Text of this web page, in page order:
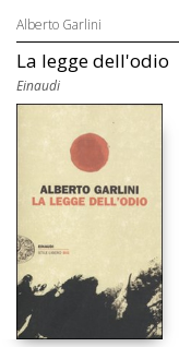
Alberto Garlini
La legge dell'odio
Einaudi